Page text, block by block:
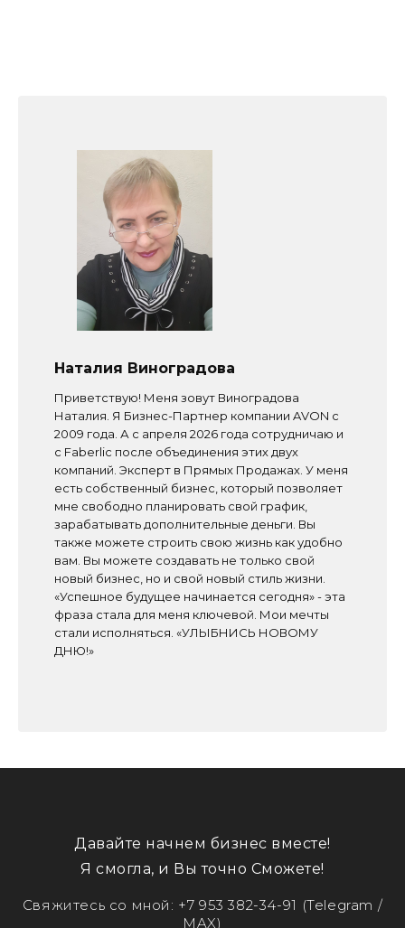
Наталия Виноградова
Приветствую! Меня зовут Виноградова
Наталия. Я Бизнес-Партнер компании AVON с
2009 года. А с апреля 2026 года сотрудничаю и
с Faberlic после объединения этих двух
компаний. Эксперт в Прямых Продажах. У меня
есть собственный бизнес, который позволяет
мне свободно планировать свой график,
зарабатывать дополнительные деньги. Вы
также можете строить свою жизнь как удобно
вам. Вы можете создавать не только свой
новый бизнес, но и свой новый стиль жизни.
«Успешное будущее начинается сегодня» - эта
фраза стала для меня ключевой. Мои мечты
стали исполняться. «УЛЫБНИСЬ НОВОМУ
ДНЮ!»
Давайте начнем бизнес вместе!
Я смогла, и Вы точно Сможете!
Свяжитесь со мной: +7 953 382-34-91 (Telegram /
MAX)